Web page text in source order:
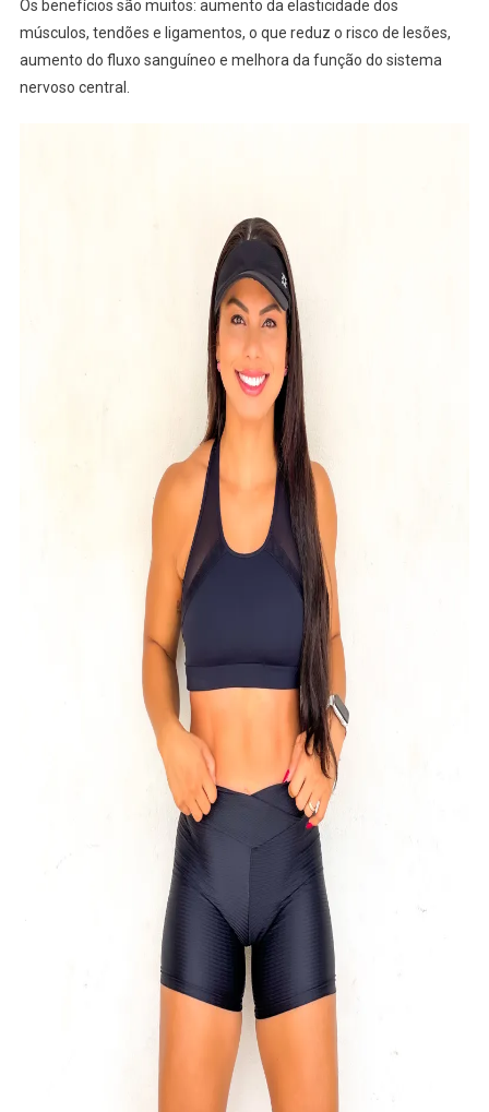
Os benefícios são muitos: aumento da elasticidade dos
músculos, tendões e ligamentos, o que reduz o risco de lesões,
aumento do fluxo sanguíneo e melhora da função do sistema
nervoso central.